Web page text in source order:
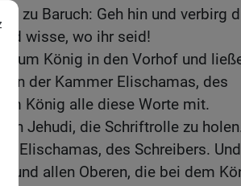
zu Baruch: Geh hin und verbirg
wisse, wo ihr seid!
zum König in den Vorhof und
in der Kammer Elischamas, des
König alle diese Worte mit.
Jehudi, die Schriftrolle zu
Elischamas, des Schreibers. Und
und allen Oberen, die bei dem